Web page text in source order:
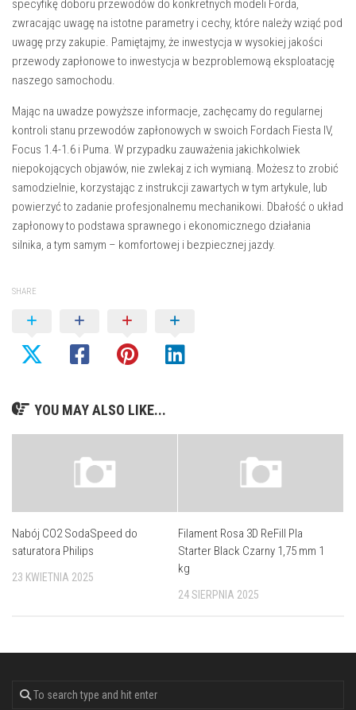
specyfikę doboru przewodów do konkretnych modeli Forda,
zwracając uwagę na istotne parametry i cechy, które należy wziąć pod
uwagę przy zakupie. Pamiętajmy, że inwestycja w wysokiej jakości
przewody zapłonowe to inwestycja w bezproblemową eksploatację
naszego samochodu.
Mając na uwadze powyższe informacje, zachęcamy do regularnej
kontroli stanu przewodów zapłonowych w swoich Fordach Fiesta IV,
Focus 1.4-1.6 i Puma. W przypadku zauważenia jakichkolwiek
niepokojących objawów, nie zwlekaj z ich wymianą. Możesz to zrobić
samodzielnie, korzystając z instrukcji zawartych w tym artykule, lub
powierzyć to zadanie profesjonalnemu mechanikowi. Dbałość o układ
zapłonowy to podstawa sprawnego i ekonomicznego działania
silnika, a tym samym – komfortowej i bezpiecznej jazdy.
SHARE
YOU MAY ALSO LIKE...
Nabój CO2 SodaSpeed do
saturatora Philips
23 KWIETNIA 2025
Filament Rosa 3D ReFill Pla
Starter Black Czarny 1,75 mm 1
kg
24 SIERPNIA 2025